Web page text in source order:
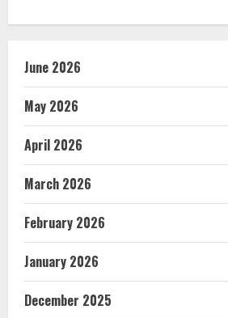
June 2026
May 2026
April 2026
March 2026
February 2026
January 2026
December 2025